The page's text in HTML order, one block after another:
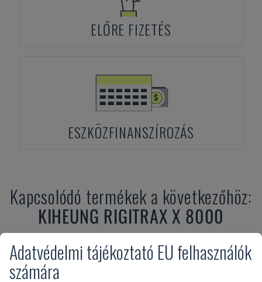
ELŐRE FIZETÉS
ESZKÖZFINANSZÍROZÁS
Kapcsolódó termékek a következőhöz:
KIHEUNG RIGITRAX X 8000
Adatvédelmi tájékoztató EU felhasználók
számára